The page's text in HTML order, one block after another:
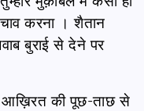
करना । शैतान
बुराई से देने पर
आख़िरत की पूछ-ताछ से